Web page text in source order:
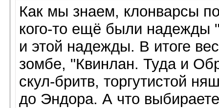
Как мы знаем, клонварсы
кого-то ещё были надежды
и этой надежды. В итоге
зомбе, "Квинлан. Туда и
скул-бритв, торгутистой
до Эндора. А что